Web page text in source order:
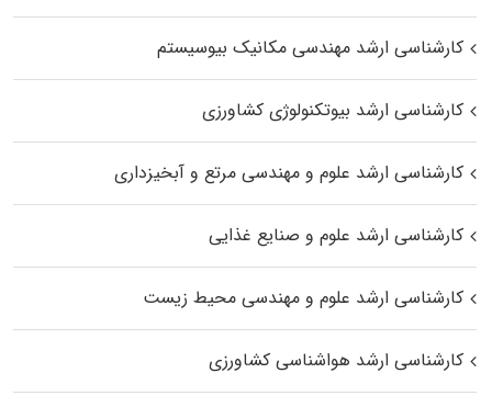
کارشناسی ارشد مهندسی مکانیک بیوسیستم
کارشناسی ارشد بیوتکنولوژی کشاورزی
کارشناسی ارشد علوم و مهندسی مرتع و آبخیزداری
کارشناسی ارشد علوم و صنایع غذایی
کارشناسی ارشد علوم و مهندسی محیط زیست
کارشناسی ارشد هواشناسی کشاورزی